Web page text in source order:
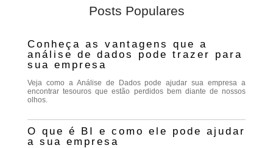
Posts Populares
Conheça as vantagens que a
análise de dados pode trazer para
sua empresa
Veja como a Análise de Dados pode ajudar sua empresa a
encontrar tesouros que estão perdidos bem diante de nossos
olhos.
O que é BI e como ele pode ajudar
a sua empresa